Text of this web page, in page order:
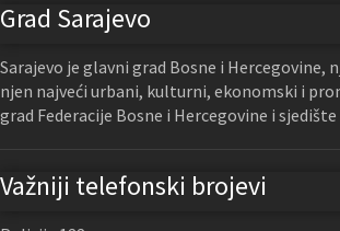
Grad Sarajevo
Sarajevo je glavni grad Bosne i Hercegovine,
njen najveći urbani, kulturni, ekonomski i
grad Federacije Bosne i Hercegovine i
Važniji telefonski brojevi